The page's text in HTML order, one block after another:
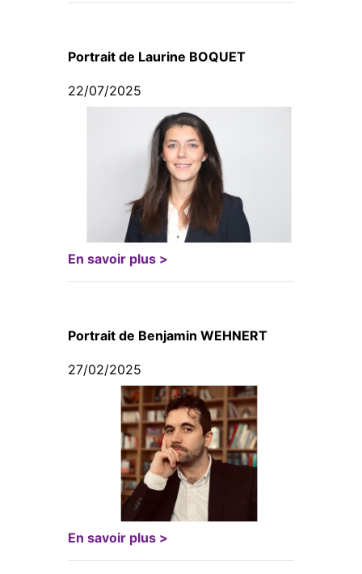
Portrait de Laurine BOQUET
22/07/2025
En savoir plus >
Portrait de Benjamin WEHNERT
27/02/2025
En savoir plus >